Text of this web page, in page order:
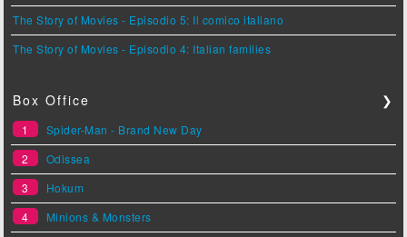
The Story of Movies - Episodio 5: Il comico italiano
The Story of Movies - Episodio 4: Italian families
Box Office ❯
1
Spider-Man - Brand New Day
2
Odissea
3
Hokum
4
Minions & Monsters